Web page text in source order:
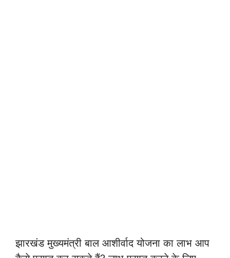
झारखंड मुख्यमंत्री बाल आशीर्वाद योजना का लाभ आप